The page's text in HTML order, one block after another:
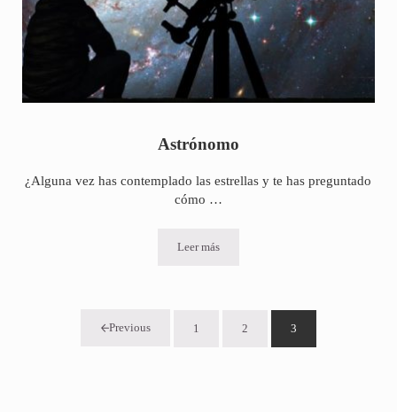
Astrónomo
¿Alguna vez has contemplado las estrellas y te has preguntado
cómo …
Leer másAstrónomo
Previous Página
1 Página
2 Página
3